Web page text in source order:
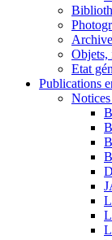
Objets,
Etat
Publications